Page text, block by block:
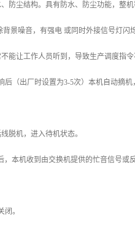
尘结构。具有防水、防尘功能，整机
景噪音，有强电 或同时外接信号灯闪
能让工作人员听到，导致生产调度指
（出厂时设置为3-5次）本机自动摘
脱机，进入待机状态。
本机收到由交换机提供的忙音信号或
。